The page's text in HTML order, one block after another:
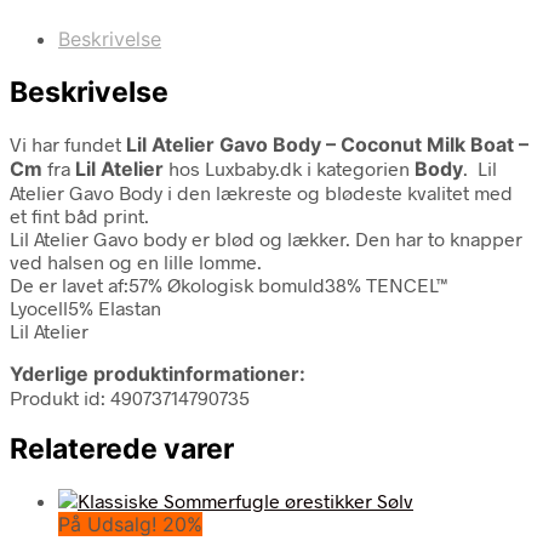
Beskrivelse
Beskrivelse
Vi har fundet Lil Atelier Gavo Body – Coconut Milk Boat –
Cm fra Lil Atelier hos Luxbaby.dk i kategorien Body. Lil
Atelier Gavo Body i den lækreste og blødeste kvalitet med
et fint båd print.
Lil Atelier Gavo body er blød og lækker. Den har to knapper
ved halsen og en lille lomme.
De er lavet af:57% Økologisk bomuld38% TENCEL™
Lyocell5% Elastan
Lil Atelier
Yderlige produktinformationer:
Produkt id: 49073714790735
Relaterede varer
På Udsalg! 20%